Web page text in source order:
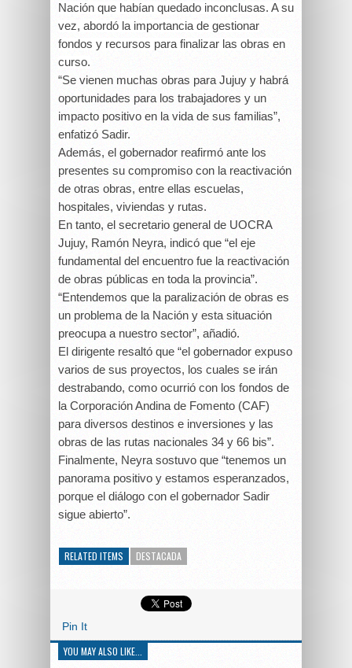
Nación que habían quedado inconclusas. A su
vez, abordó la importancia de gestionar
fondos y recursos para finalizar las obras en
curso.
“Se vienen muchas obras para Jujuy y habrá
oportunidades para los trabajadores y un
impacto positivo en la vida de sus familias”,
enfatizó Sadir.
Además, el gobernador reafirmó ante los
presentes su compromiso con la reactivación
de otras obras, entre ellas escuelas,
hospitales, viviendas y rutas.
En tanto, el secretario general de UOCRA
Jujuy, Ramón Neyra, indicó que “el eje
fundamental del encuentro fue la reactivación
de obras públicas en toda la provincia”.
“Entendemos que la paralización de obras es
un problema de la Nación y esta situación
preocupa a nuestro sector”, añadió.
El dirigente resaltó que “el gobernador expuso
varios de sus proyectos, los cuales se irán
destrabando, como ocurrió con los fondos de
la Corporación Andina de Fomento (CAF)
para diversos destinos e inversiones y las
obras de las rutas nacionales 34 y 66 bis”.
Finalmente, Neyra sostuvo que “tenemos un
panorama positivo y estamos esperanzados,
porque el diálogo con el gobernador Sadir
sigue abierto”.
RELATED ITEMS DESTACADA
Pin It
YOU MAY ALSO LIKE...